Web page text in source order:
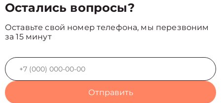
Остались вопросы?
Оставьте свой номер телефона, мы перезвоним
за 15 минут
Отправить